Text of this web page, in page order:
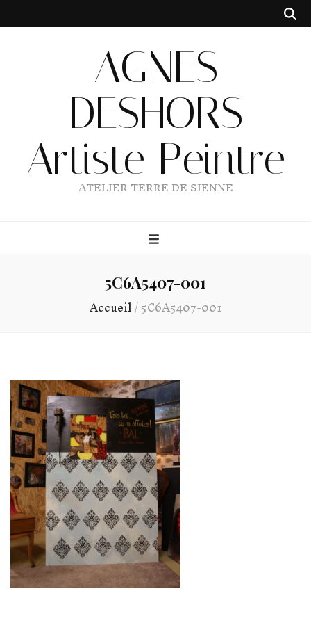
AGNES
DESHORS
Artiste Peintre
ATELIER TERRE DE SIENNE
5C6A5407-001
Accueil/5C6A5407-001